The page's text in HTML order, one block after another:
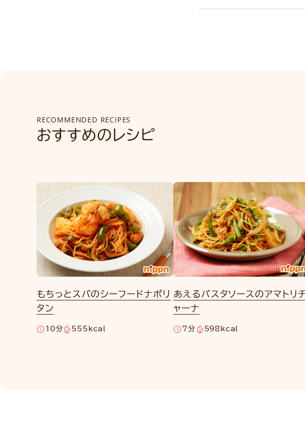
RECOMMENDED RECIPES
おすすめのレシピ
もちっとスパのシーフードナポリ
タン
10分 555kcal
あえるパスタソースのアマトリ
ャーナ
7分 598kcal